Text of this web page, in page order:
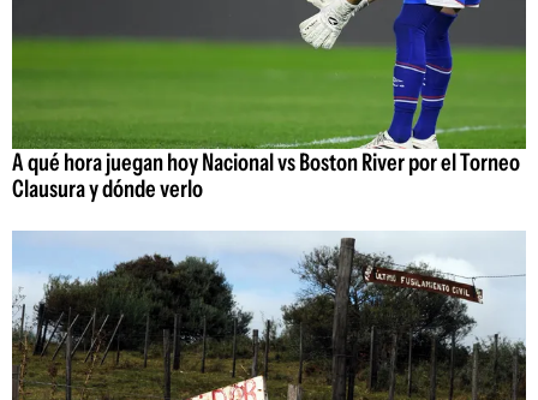
A qué hora juegan hoy Nacional vs Boston River por el Torneo
Clausura y dónde verlo